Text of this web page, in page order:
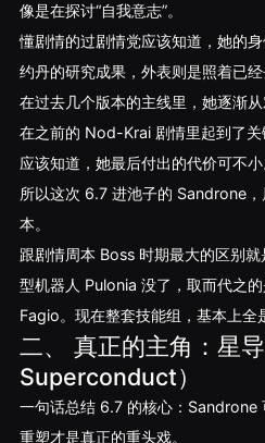
像是在探讨“自我意志”。
懂剧情的过剧情党应该知道，她的
约丹的研究成果，外表则是照着已
在过去几个版本的主线里，她逐渐
在之前的 Nod-Krai 剧情里起到了
应该知道，她最后付出的代价可不小
所以这次 6.7 进池子的 Sandrone
本。
跟剧情周本 Boss 时期最大的区别
型机器人 Pulonia 没了，取而代之
Fagio。现在整套技能组，基本上全
二、 真正的主角：星
Superconduct）
一句话总结 6.7 的核心：Sandrone
重塑才是真正的重头戏。